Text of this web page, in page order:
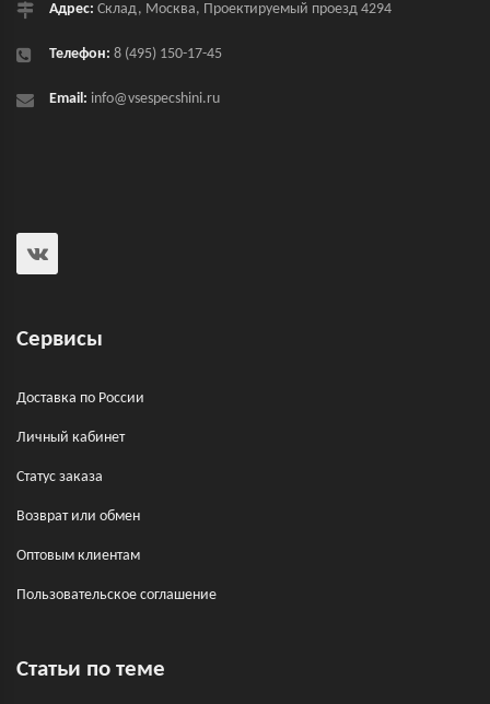
Адрес: Склад, Москва, Проектируемый проезд 4294
Телефон: 8 (495) 150-17-45
Email: info@vsespecshini.ru
Сервисы
Доставка по России
Личный кабинет
Статус заказа
Возврат или обмен
Оптовым клиентам
Пользовательское соглашение
Статьи по теме